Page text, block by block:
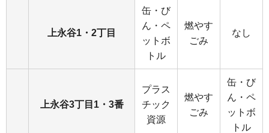
上永谷1・2丁目
缶・び
ん・ペ
ットボ
トル
燃やす
ごみ
なし
上永谷3丁目1・3番
プラス
チック
資源
燃やす
ごみ
缶・び
ん・ペ
ットボ
トル